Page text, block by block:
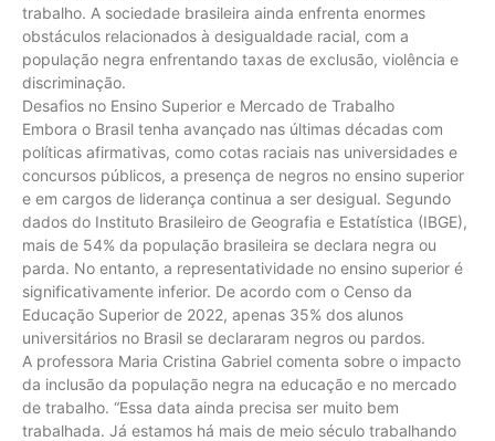
trabalho. A sociedade brasileira ainda enfrenta enormes
obstáculos relacionados à desigualdade racial, com a
população negra enfrentando taxas de exclusão, violência e
discriminação.
Desafios no Ensino Superior e Mercado de Trabalho
Embora o Brasil tenha avançado nas últimas décadas com
políticas afirmativas, como cotas raciais nas universidades e
concursos públicos, a presença de negros no ensino superior
e em cargos de liderança continua a ser desigual. Segundo
dados do Instituto Brasileiro de Geografia e Estatística (IBGE),
mais de 54% da população brasileira se declara negra ou
parda. No entanto, a representatividade no ensino superior é
significativamente inferior. De acordo com o Censo da
Educação Superior de 2022, apenas 35% dos alunos
universitários no Brasil se declararam negros ou pardos.
A professora Maria Cristina Gabriel comenta sobre o impacto
da inclusão da população negra na educação e no mercado
de trabalho. “Essa data ainda precisa ser muito bem
trabalhada. Já estamos há mais de meio século trabalhando